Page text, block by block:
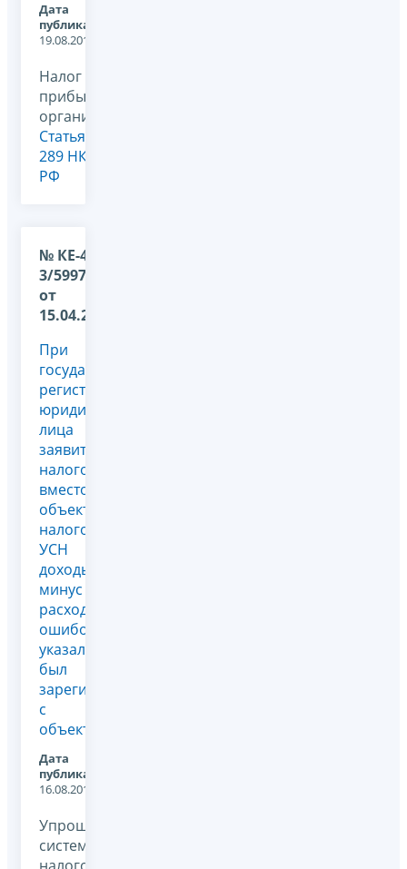
Дата
публикации:
19.08.2011
Налог на
прибыль
организаций,
Статья
289 НК
РФ
№ КЕ-4-
3/5997@
от
15.04.2011
При
государственной
регистрации
юридического
лица
заявитель
налогообложение,
вместо
объекта
налогообложения
УСН
доходы
минус
расходы
ошибочно
указал и
был
зарегистрирован
с
объекто...
Дата
публикации:
16.08.2011
Упрощенная
система